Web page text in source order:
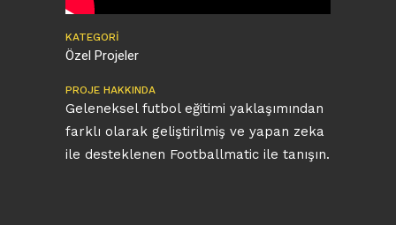
KATEGORI
Özel Projeler
PROJE HAKKINDA
Geleneksel futbol eğitimi yaklaşımından
farklı olarak geliştirilmiş ve yapan zeka
ile desteklenen Footballmatic ile tanışın.